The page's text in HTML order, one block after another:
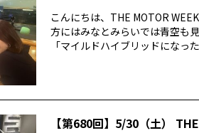
こんにちは、THE MOTOR
方にはみなとみらいでは青空も
「マイルドハイブリッドになっ
【第680回】5/30（土）